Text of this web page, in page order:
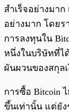
สำเร็จอย่างมา
อย่างมาก โดย
การลงทุนใน
หนึ่งในบริษัทที่ไ
ผันผวนของสกุล
การซื้อ Bitcoin
ขึ้นเท่านั้น แต่ยัง